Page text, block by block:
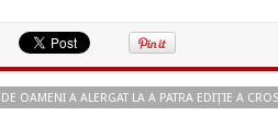
OAMENI A ALERGAT LA A PATRA EDIȚIE A